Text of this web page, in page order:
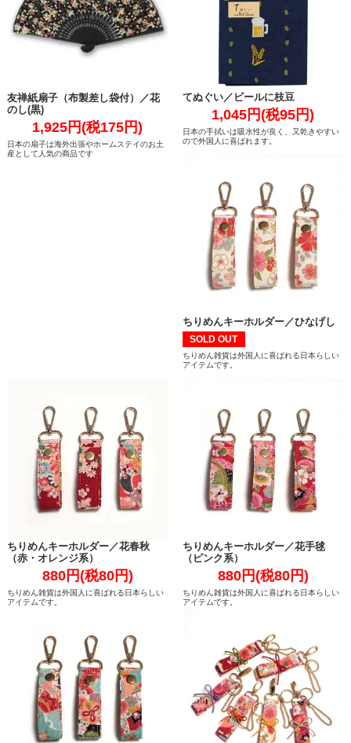
友禅紙扇子（布製差し袋付）／花
のし(黒)
1,925円(税175円)
日本の扇子は海外出張やホームステイのお土
産として人気の商品です
てぬぐい／ビールに枝豆
1,045円(税95円)
日本の手拭いは吸水性が良く、又乾きやすい
ので外国人に喜ばれます。
ちりめんキーホルダー／ひなげし
SOLD OUT
ちりめん雑貨は外国人に喜ばれる日本らしい
アイテムです。
ちりめんキーホルダー／花春秋
（赤・オレンジ系）
880円(税80円)
ちりめん雑貨は外国人に喜ばれる日本らしい
アイテムです。
ちりめんキーホルダー／花手毬
（ピンク系）
880円(税80円)
ちりめん雑貨は外国人に喜ばれる日本らしい
アイテムです。